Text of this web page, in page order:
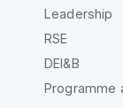
Leadership
RSE
DEI&B
Programme